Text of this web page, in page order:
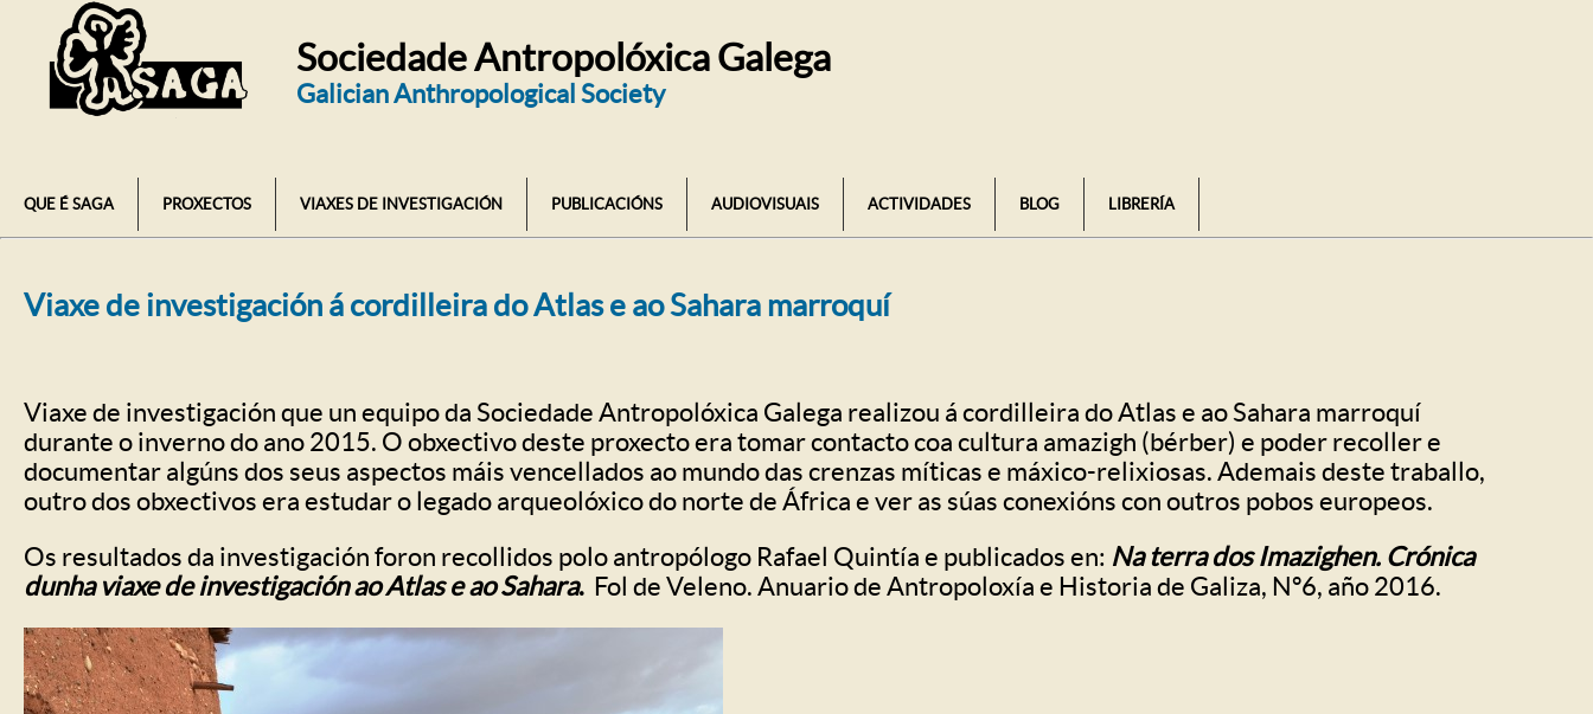
Sociedade Antropolóxica Galega
Galician Anthropological Society
QUE É SAGA PROXECTOS VIAXES DE INVESTIGACIÓN PUBLICACIÓNS AUDIOVISUAIS ACTIVIDADES BLOG LIBRERÍA
Viaxe de investigación á cordilleira do Atlas e ao Sahara marroquí
Viaxe de investigación que un equipo da Sociedade Antropolóxica Galega realizou á cordilleira do Atlas e ao Sahara marroquí
durante o inverno do ano 2015. O obxectivo deste proxecto era tomar contacto coa cultura amazigh (bérber) e poder recoller e
documentar algúns dos seus aspectos máis vencellados ao mundo das crenzas míticas e máxico-relixiosas. Ademais deste traballo,
outro dos obxectivos era estudar o legado arqueolóxico do norte de África e ver as súas conexións con outros pobos europeos.
Os resultados da investigación foron recollidos polo antropólogo Rafael Quintía e publicados en: Na terra dos Imazighen. Crónica
dunha viaxe de investigación ao Atlas e ao Sahara. Fol de Veleno. Anuario de Antropoloxía e Historia de Galiza, Nº6, año 2016.